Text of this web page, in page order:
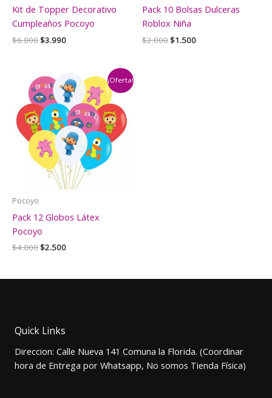
Kit de Topper Decorativo
Cumpleaños Pocoyo
$6.000El
$6.000.
$3.990El
$3.990.
Pack 10 Bolsas Dulceras
Roblox Niña
$2.000El
$1.500El
¡Oferta!
Pocoyo
Pack 12 Globos Látex
Pocoyo
$4.000El
era:
$2.500El
es:
Quick Links
Direccion: Calle Nueva 141 Comuna la Florida. (Coordinar
hora de Entrega por Whatsapp, No somos Tienda Física)